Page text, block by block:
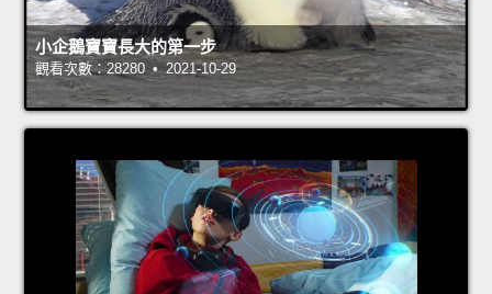
小企鵝寶寶長大的第一步
觀看次數：28280 • 2021-10-29